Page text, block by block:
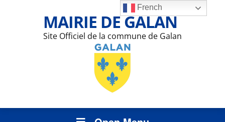
MAIRIE DE GALAN
Site Officiel de la commune de Galan
French